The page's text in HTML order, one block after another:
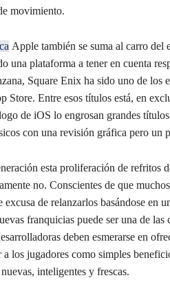
movimiento.
Apple también se suma al carro del
una plataforma a tener en cuenta
Square Enix ha sido uno de los
Store. Entre esos títulos está, en
de iOS lo engrosan grandes
con una revisión gráfica pero un
esta proliferación de refritos
no. Conscientes de que
de relanzarlos basándose en
franquicias puede ser una de las
deben esmerarse en
a los jugadores como simples
inteligentes y frescas.